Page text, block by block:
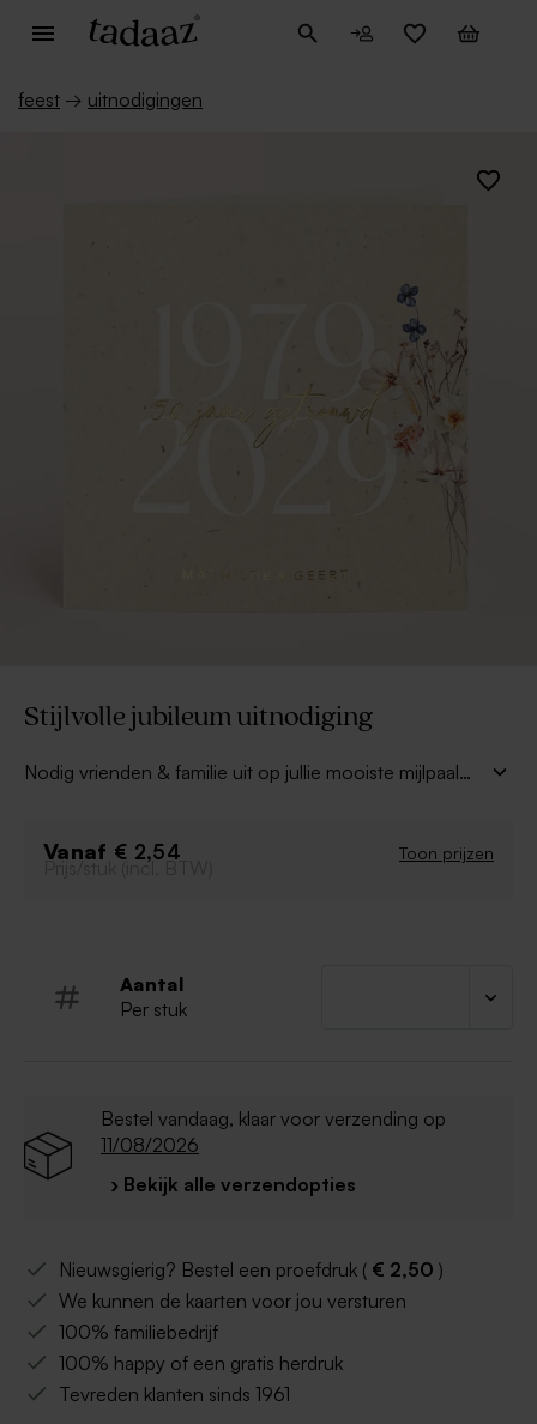
feest → uitnodigingen
Stijlvolle jubileum uitnodiging
Nodig vrienden & familie uit op jullie mooiste mijlpaal
jullie huwelijk & nu en verstuur aan alle gasten waarmee
Vanaf € 2,54 Toon prijzen
Prijs/stuk (incl. BTW)
Aantal
Per stuk
Bestel vandaag, klaar voor verzending op
11/08/2026
› Bekijk alle verzendopties
Nieuwsgierig? Bestel een proefdruk ( € 2,50 )
We kunnen de kaarten voor jou versturen
100% familiebedrijf
100% happy of een gratis herdruk
Tevreden klanten sinds 1961